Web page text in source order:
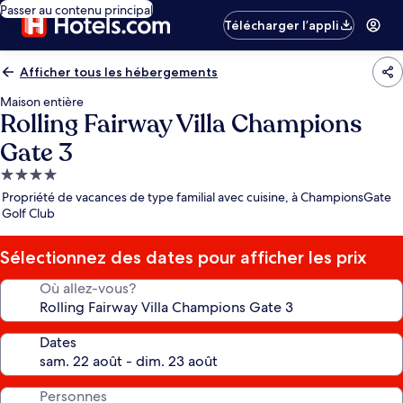
Passer au contenu principal
Télécharger l’appli
Afficher tous les hébergements
Maison entière
Rolling Fairway Villa Champions
Gate 3
Hébergement
4.0 étoiles
Propriété de vacances de type familial avec cuisine, à ChampionsGate
Golf Club
Sélectionnez des dates pour afficher les prix
Où allez-vous?
Dates
Personnes